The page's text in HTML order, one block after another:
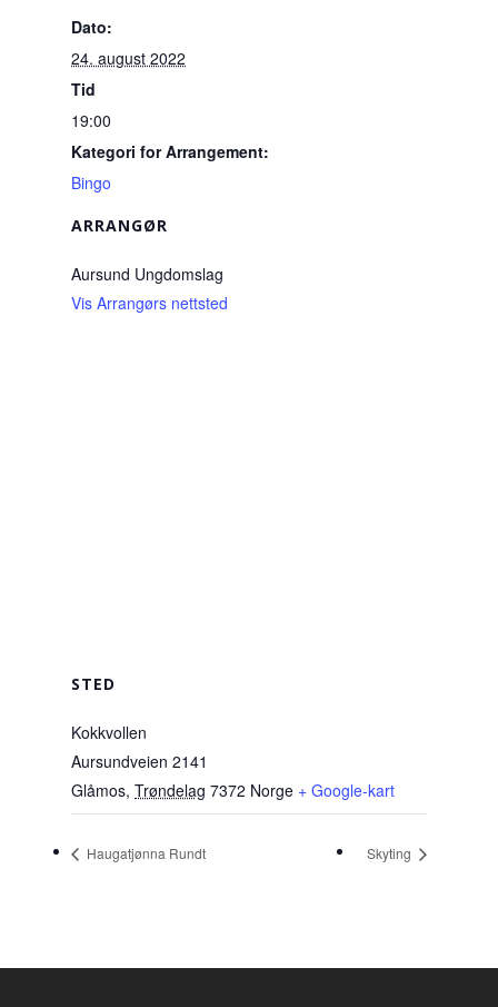
Dato:
24. august 2022
Tid
19:00
Kategori for Arrangement:
Bingo
ARRANGØR
Aursund Ungdomslag
Vis Arrangørs nettsted
STED
Kokkvollen
Aursundveien 2141
Glåmos, Trøndelag 7372 Norge + Google-kart
Haugatjønna Rundt Skyting